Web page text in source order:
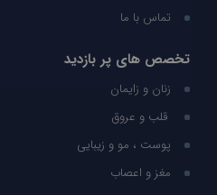
تماس با ما
تخصص های پر بازدید
زنان و زایمان
قلب و عروق
پوست ، مو و زیبایی
مغز و اعصاب